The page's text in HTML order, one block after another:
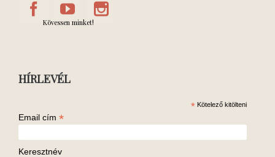
Kövessen minket!
HÍRLEVÉL
* Kötelező kitölteni
Email cím *
Keresztnév